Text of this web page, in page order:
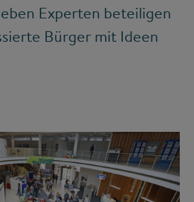
Experten beteiligen
Bürger mit Ideen